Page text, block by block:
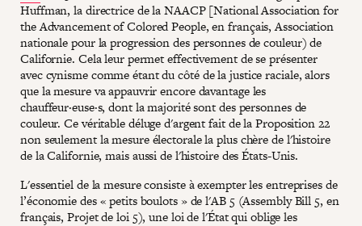
Huffman, la directrice de la NAACP [National Association for
the Advancement of Colored People, en français, Association
nationale pour la progression des personnes de couleur) de
Californie. Cela leur permet effectivement de se présenter
avec cynisme comme étant du côté de la justice raciale, alors
que la mesure va appauvrir encore davantage les
chauffeur·euse·s, dont la majorité sont des personnes de
couleur. Ce véritable déluge d'argent fait de la Proposition 22
non seulement la mesure électorale la plus chère de l'histoire
de la Californie, mais aussi de l'histoire des États-Unis.
L'essentiel de la mesure consiste à exempter les entreprises de
l’économie des « petits boulots » de l'AB 5 (Assembly Bill 5, en
français, Projet de loi 5), une loi de l'État qui oblige les